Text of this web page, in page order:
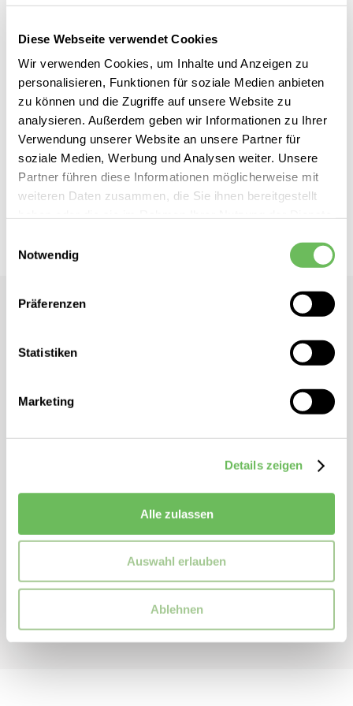
Diese Webseite verwendet Cookies
Wir verwenden Cookies, um Inhalte und Anzeigen zu
personalisieren, Funktionen für soziale Medien anbieten
zu können und die Zugriffe auf unsere Website zu
analysieren. Außerdem geben wir Informationen zu Ihrer
Verwendung unserer Website an unsere Partner für
soziale Medien, Werbung und Analysen weiter. Unsere
Partner führen diese Informationen möglicherweise mit
weiteren Daten zusammen, die Sie ihnen bereitgestellt
Notwendig
Präferenzen
Statistiken
Marketing
Details zeigen
Alle zulassen
Auswahl erlauben
Ablehnen
Zum
Anfang
der
Bildgalerie
springen
comma
Damen Blusenshirt
inkl. MwSt.
Dieses Produkt ist exklusiv in unseren Filialen erhältlich. Prüfen Sie
mit einem Klick auf „Vor Ort verfügbar?", wo Ihre Größe vorrätig ist.
Vor Ort verfügbar?
comma
Fabricmix
ZUSATZINFORMATIONEN
Artikelnummer:2163432
MATERIALZUSAMMENSETZUNG
Material: 42% Viskose, 40% Baumwolle, 18% Polyester,